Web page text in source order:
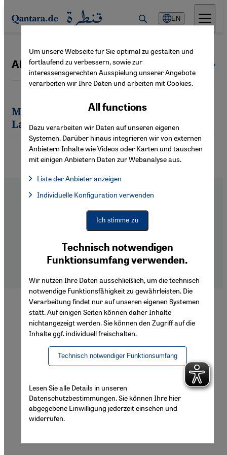
Direkt zum Inhalt springen
EN
Alessandro Lanni
Most recent articles by Alessandro
Lanni
FooterAbout Us
Imprint
Privacy Policy
Declaration of Accessibility
Um unsere Webseite für Sie optimal zu gestalten und
fortlaufend zu verbessern, sowie zur
interessensgerechten Ausspielung unserer Angebote
verarbeiten wir Ihre Daten und arbeiten mit Cookies.
Technisch notwendigen
Funktionsumfang verwenden.
Wir nutzen Ihre Daten ausschließlich, um die technisch
notwendige Funktionsfähigkeit zu gewährleisten. Die
Verarbeitung findet nur auf unseren eigenen Systemen
statt. Auf einigen Seiten können daher Inhalte
nichtangezeigt werden. Sie können den Zugriff auf die
Inhalte ggf. individuell freischalten.
Technisch notwendiger Funktionsumfang
All functions
Dazu verarbeiten wir Daten auf unseren eigenen
Systemen. Darüber hinaus integrieren wir von externen
Anbietern Inhalte wie Videos oder Karten und tauschen
mit einigen Anbietern Daten zur Webanalyse aus.
Liste der Anbieter anzeigen
Facebook Embed / Facebook Connect, Google Maps Embed,
Facebook Embed / Facebook Connect
Google Maps Embed
Individuelle Konfiguration verwenden
Ich stimme zu
Lesen Sie alle Details in unseren
Datenschutzbestimmungen. Sie können Ihre hier
abgegebene Einwilligung jederzeit einsehen und
widerrufen.